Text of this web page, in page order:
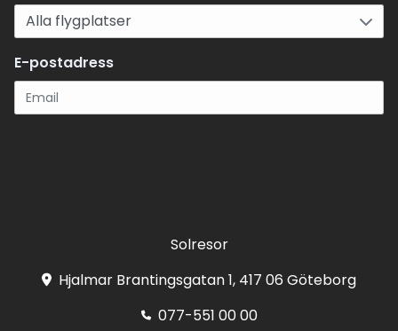
E-postadress
Solresor
Hjalmar Brantingsgatan 1, 417 06 Göteborg
077-551 00 00